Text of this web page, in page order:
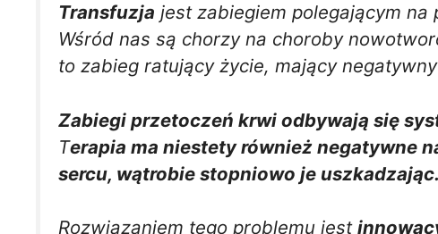
Transfuzja jest zabiegiem polegającym na
Wśród nas są chorzy na choroby
to zabieg ratujący życie, mający
Zabiegi przetoczeń krwi odbywają się
Terapia ma niestety również negatywne
sercu, wątrobie stopniowo je uszkadzając.
Rozwiązaniem tego problemu jest